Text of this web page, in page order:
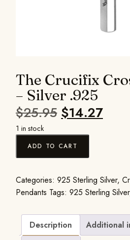
The Crucifix
– Silver .925
$25.95 $14.27
1 in stock
ADD TO CART
Categories: 925 Sterling Silver,
Pendants Tags: 925 Sterling Silver
Description
Additional